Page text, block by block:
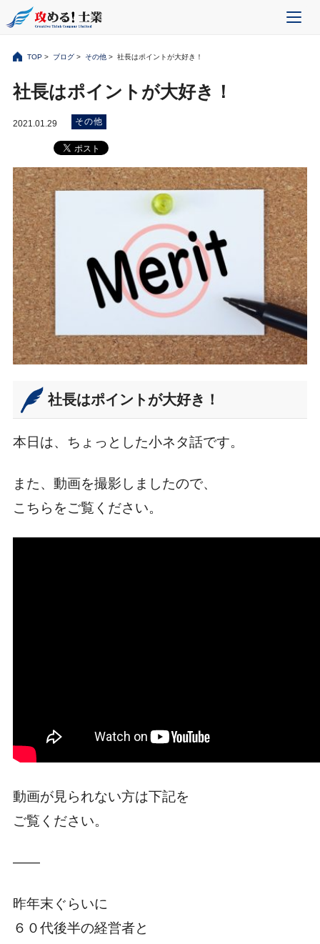
TOP> ブログ> その他> 社長はポイントが大好き！
社長はポイントが大好き！
2021.01.29 その他
社長はポイントが大好き！
本日は、ちょっとした小ネタ話です。
また、動画を撮影しましたので、
こちらをご覧ください。
動画が見られない方は下記を
ご覧ください。
――
昨年末ぐらいに
６０代後半の経営者と